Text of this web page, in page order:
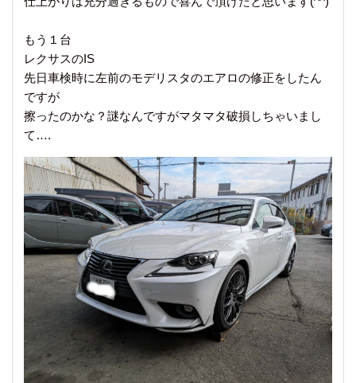
もう１台
レクサスのIS
先日車検時に左前のモデリスタのエアロの修正をしたん
ですが
擦ったのかな？謎なんですがマタマタ破損しちゃいまし
て….